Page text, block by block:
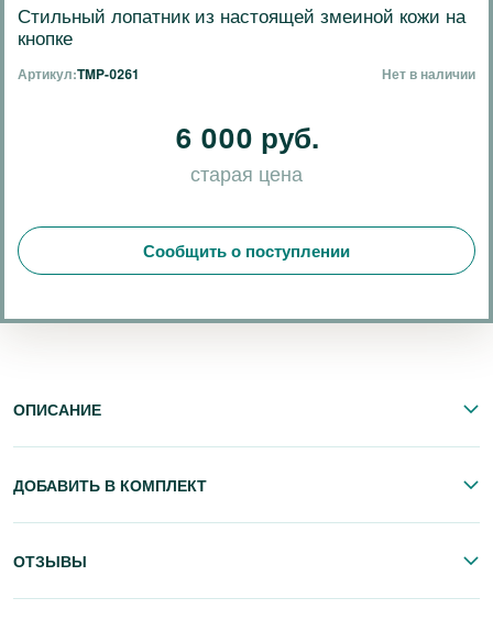
Стильный лопатник из настоящей змеиной кожи на
кнопке
Артикул:TMP-0261 Нет в наличии
6 000 руб.
старая цена
Сообщить о поступлении
ОПИСАНИЕ
ДОБАВИТЬ В КОМПЛЕКТ
ОТЗЫВЫ